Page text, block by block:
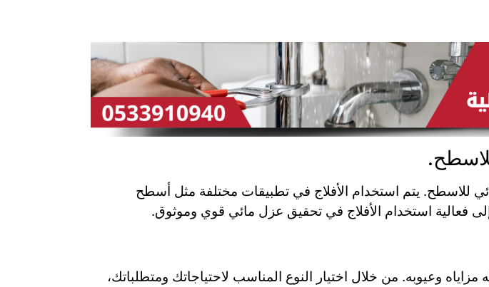
للاسطح. يتم استخدام الأفلاج في تطبيقات مختلفة مثل أسطح
إلى فعالية استخدام الأفلاج في تحقيق عزل مائي قوي وموثوق.
وعيوبه. من خلال اختيار النوع المناسب لاحتياجاتك ومتطلباتك،